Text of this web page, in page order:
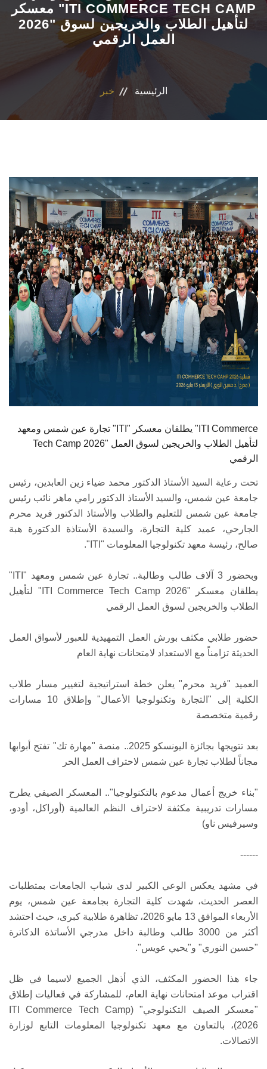
الأقسام العلمية
الخدمات
الوافدين
معسكر "ITI COMMERCE TECH CAMP
2026" لتأهيل الطلاب والخريجين لسوق
العمل الرقمي
الرئيسية خبر
تجارة عين شمس ومعهد "ITI" يطلقان معسكر "ITI Commerce
Tech Camp 2026" لتأهيل الطلاب والخريجين لسوق العمل
الرقمي
تحت رعاية السيد الأستاذ الدكتور محمد ضياء زين العابدين، رئيس
جامعة عين شمس، والسيد الأستاذ الدكتور رامي ماهر نائب رئيس
جامعة عين شمس للتعليم والطلاب والأستاذ الدكتور فريد محرم
الجارحي، عميد كلية التجارة، والسيدة الأستاذة الدكتورة هبة
صالح، رئيسة معهد تكنولوجيا المعلومات "ITI".
وبحضور 3 آلاف طالب وطالبة.. تجارة عين شمس ومعهد "ITI"
يطلقان معسكر "ITI Commerce Tech Camp 2026" لتأهيل
الطلاب والخريجين لسوق العمل الرقمي
حضور طلابي مكثف بورش العمل التمهيدية للعبور لأسواق العمل
الحديثة تزامناً مع الاستعداد لامتحانات نهاية العام
العميد "فريد محرم" يعلن خطة استراتيجية لتغيير مسار طلاب
الكلية إلى "التجارة وتكنولوجيا الأعمال" وإطلاق 10 مسارات
رقمية متخصصة
بعد تتويجها بجائزة اليونسكو 2025.. منصة "مهارة تك" تفتح أبوابها
مجاناً لطلاب تجارة عين شمس لاحتراف العمل الحر
"بناء خريج أعمال مدعوم بالتكنولوجيا".. المعسكر الصيفي يطرح
مسارات تدريبية مكثفة لاحتراف النظم العالمية (أوراكل، أودو،
وسيرفيس ناو)
------
في مشهد يعكس الوعي الكبير لدى شباب الجامعات بمتطلبات
العصر الحديث، شهدت كلية التجارة بجامعة عين شمس، يوم
الأربعاء الموافق 13 مايو 2026، تظاهرة طلابية كبرى، حيث احتشد
أكثر من 3000 طالب وطالبة داخل مدرجي الأساتذة الدكاترة
"حسين النوري" و"يحيي عويس".
جاء هذا الحضور المكثف، الذي أذهل الجميع لاسيما في ظل
اقتراب موعد امتحانات نهاية العام، للمشاركة في فعاليات إطلاق
"معسكر الصيف التكنولوجي" (ITI Commerce Tech Camp
2026)، بالتعاون مع معهد تكنولوجيا المعلومات التابع لوزارة
الاتصالات.